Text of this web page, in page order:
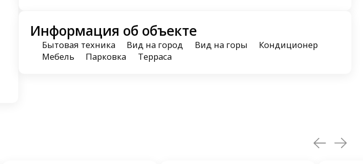
Информация об объекте
Бытовая техника Вид на город Вид на горы
Кондиционер
Мебель
Парковка Терраса